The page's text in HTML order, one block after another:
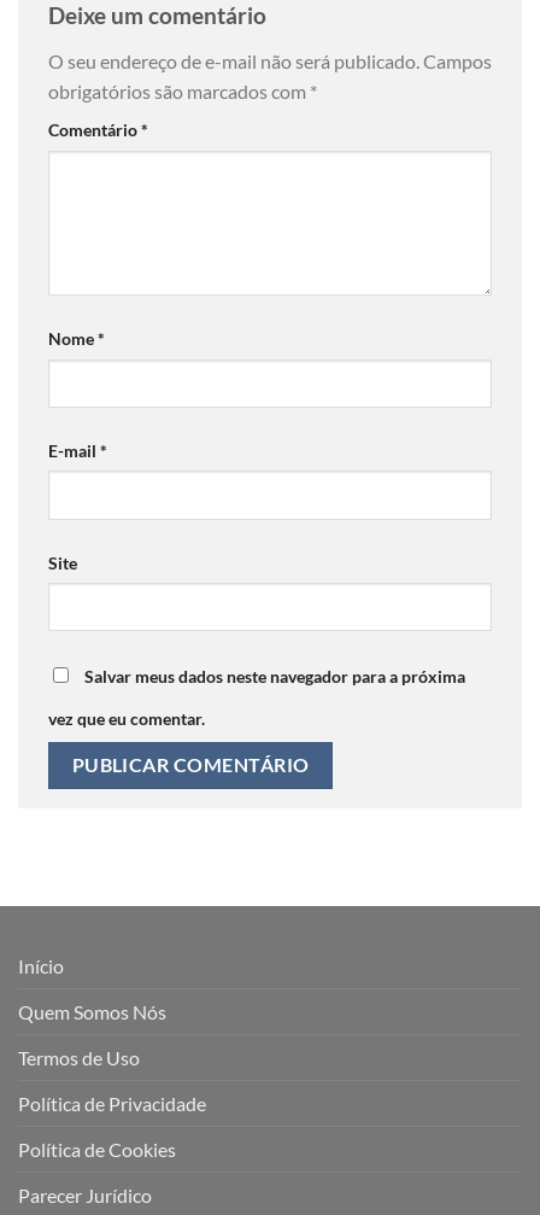
Deixe um comentário
O seu endereço de e-mail não será publicado.Campos
obrigatórios são marcados com *
Comentário*
Nome*
E-mail *
Site
Salvar meus dados neste navegador para a próxima
vez que eu comentar.
Início
Quem Somos Nós
Termos de Uso
Política de Privacidade
Política de Cookies
Parecer Jurídico